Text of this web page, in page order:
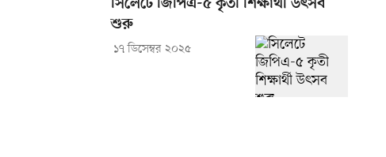
সিলেটে জিপিএ-৫ কৃতী শিক্ষার্থী উৎসব
শুরু
১৭ ডিসেম্বর ২০২৫